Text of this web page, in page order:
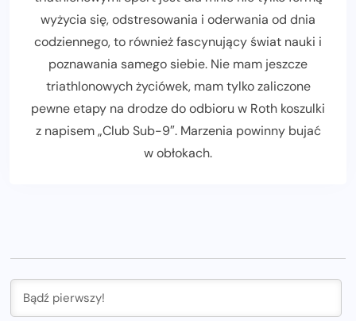
wyżycia się, odstresowania i oderwania od dnia
codziennego, to również fascynujący świat nauki i
poznawania samego siebie. Nie mam jeszcze
triathlonowych życiówek, mam tylko zaliczone
pewne etapy na drodze do odbioru w Roth koszulki
z napisem „Club Sub-9″. Marzenia powinny bujać
w obłokach.